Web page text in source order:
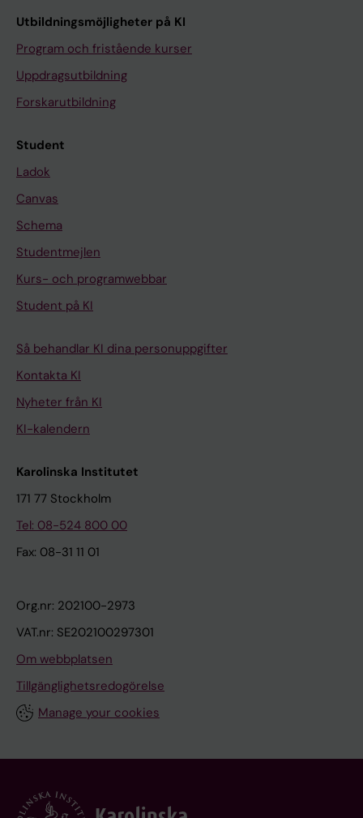
Utbildningsmöjligheter på KI
Program och fristående kurser
Uppdragsutbildning
Forskarutbildning
Student
Ladok
Canvas
Schema
Studentmejlen
Kurs- och programwebbar
Student på KI
Så behandlar KI dina personuppgifter
Kontakta KI
Nyheter från KI
KI-kalendern
Karolinska Institutet
171 77 Stockholm
Tel: 08-524 800 00
Fax: 08-31 11 01
Org.nr: 202100-2973
VAT.nr: SE202100297301
Om webbplatsen
Tillgänglighetsredogörelse
Manage your cookies